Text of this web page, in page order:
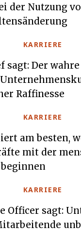
der Nutzung
KARRIERE
sagt: Der
Raffinesse
KARRIERE
am besten,
mit der
KARRIERE
Officer sagt: